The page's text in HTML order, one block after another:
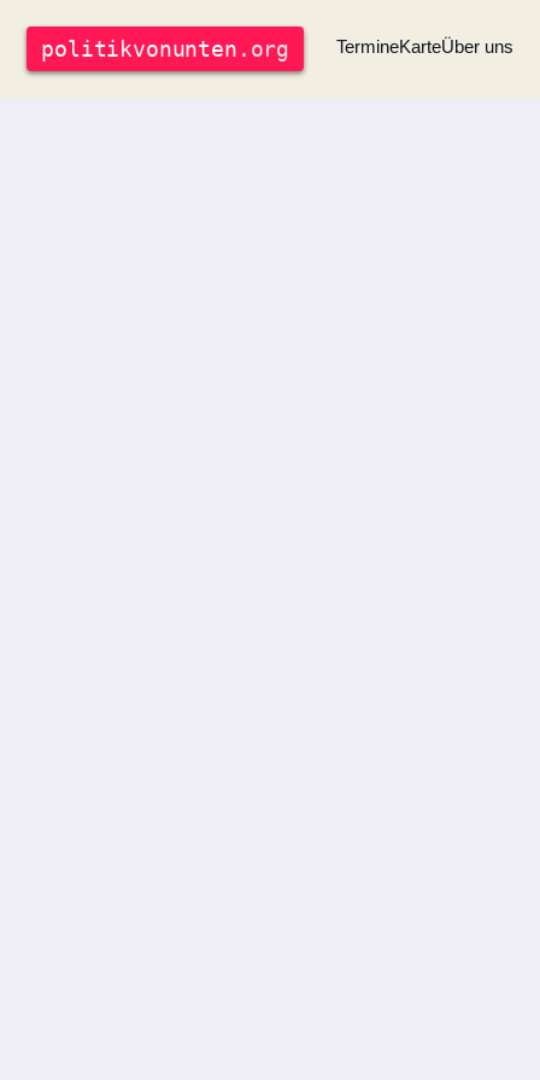
politikvonunten .org TermineKarteÜber uns